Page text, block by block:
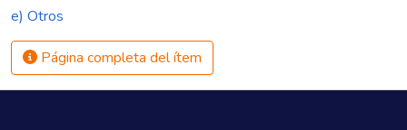
e) Otros
Página completa del ítem